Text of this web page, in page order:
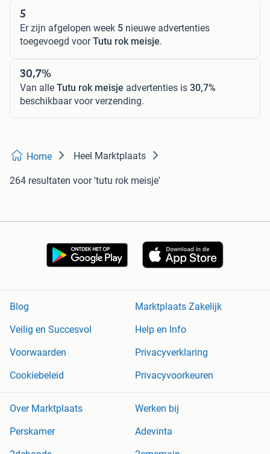
5
Er zijn afgelopen week 5 nieuwe advertenties
toegevoegd voorTutu rok meisje.
30,7%
Van alle Tutu rok meisje advertenties is 30,7%
beschikbaar voor verzending.
Home Heel Marktplaats
264 resultaten voor 'tutu rok meisje'
Blog
Marktplaats Zakelijk
Veilig en Succesvol
Help en Info
Voorwaarden
Privacyverklaring
Cookiebeleid
Privacyvoorkeuren
Over Marktplaats
Werken bij
Perskamer
Adevinta